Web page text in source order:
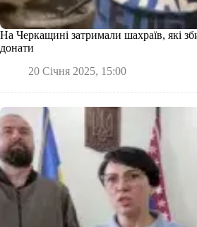
На Черкащині затримали шахраїв, які
донати
20 Січня 2025, 15:00